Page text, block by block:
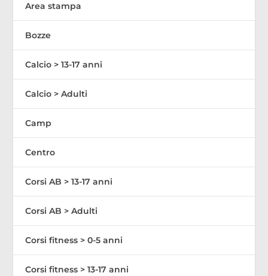
Area stampa
Bozze
Calcio > 13-17 anni
Calcio > Adulti
Camp
Centro
Corsi AB > 13-17 anni
Corsi AB > Adulti
Corsi fitness > 0-5 anni
Corsi fitness > 13-17 anni